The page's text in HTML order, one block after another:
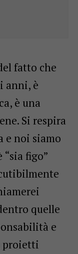
fatto che
anni, è
è una
Si respira
e noi siamo
figo”
quelle
e
proietti